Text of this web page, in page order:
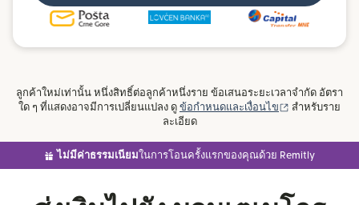
ลูกค้าใหม่เท่านั้น หนึ่งสิทธิ์ต่อลูกค้าหนึ่งราย ข้อเสนอระยะเวลาจำกัด อัตรา
ใด ๆ ที่แสดงอาจมีการเปลี่ยนแปลง ดู ข้อกำหนดและเงื่อนไข (เปิดในหน้าต่า
สำหรับราย
ละเอียด
ไม่มีค่าธรรมเนียมในการโอนครั้งแรกของคุณด้วย Remitly